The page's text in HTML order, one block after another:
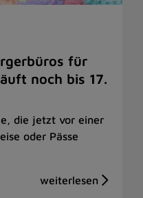
für
noch bis 17.
die jetzt vor einer
oder Pässe